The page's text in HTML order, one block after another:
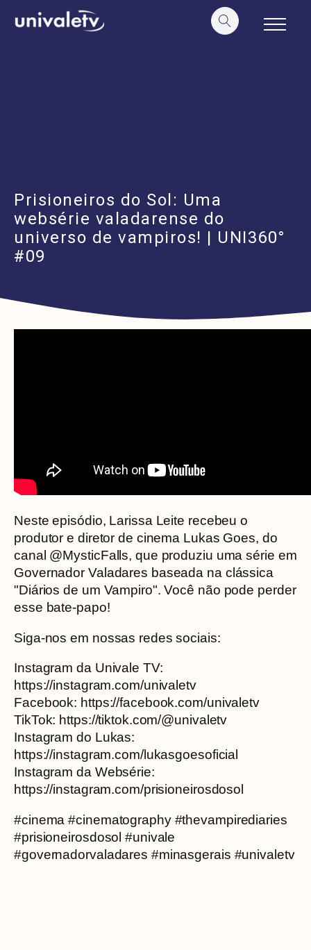
conteúdo
Prisioneiros do Sol: Uma
websérie valadarense do
universo de vampiros! | UNI360°
#09
Neste episódio, Larissa Leite recebeu o
produtor e diretor de cinema Lukas Goes, do
canal @MysticFalls, que produziu uma série em
Governador Valadares baseada na clássica
"Diários de um Vampiro". Você não pode perder
esse bate-papo!
Siga-nos em nossas redes sociais:
Instagram da Univale TV:
https://instagram.com/univaletv
Facebook: https://facebook.com/univaletv
TikTok: https://tiktok.com/@univaletv
Instagram do Lukas:
https://instagram.com/lukasgoesoficial
Instagram da Websérie:
https://instagram.com/prisioneirosdosol
#cinema #cinematography #thevampirediaries
#prisioneirosdosol #univale
#governadorvaladares #minasgerais #univaletv